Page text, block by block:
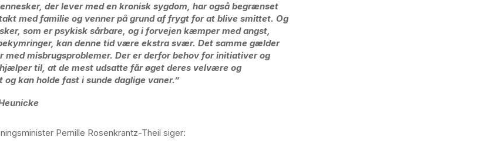
der lever med en kronisk sygdom, har også begrænset
med familie og venner på grund af frygt for at blive smittet. Og
som er psykisk sårbare, og i forvejen kæmper med angst,
kan denne tid være ekstra svær. Det samme gælder
med misbrugsproblemer. Der er derfor behov for initiativer og
til, at de mest udsatte får øget deres velvære og
kan holde fast i sunde daglige vaner.”
Pernille Rosenkrantz-Theil siger: